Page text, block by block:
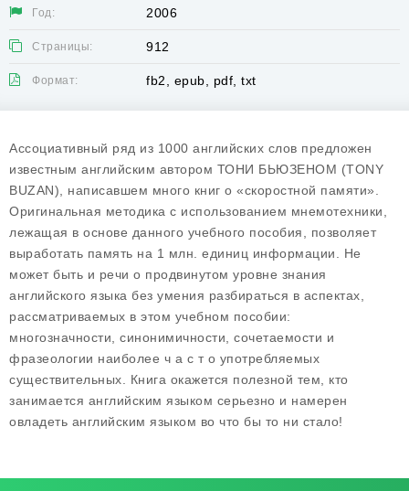
Год: 2006
Страницы: 912
Формат: fb2, epub, pdf, txt
Ассоциативный ряд из 1000 английских слов предложен
известным английским автором ТОНИ БЬЮЗЕНОМ (TONY
BUZAN), написавшем много книг о «скоростной памяти».
Оригинальная методика с использованием мнемотехники,
лежащая в основе данного учебного пособия, позволяет
выработать память на 1 млн. единиц информации. Не
может быть и речи о продвинутом уровне знания
английского языка без умения разбираться в аспектах,
рассматриваемых в этом учебном пособии:
многозначности, синонимичности, сочетаемости и
фразеологии наиболее ч а с т о употребляемых
существительных. Книга окажется полезной тем, кто
занимается английским языком серьезно и намерен
овладеть английским языком во что бы то ни стало!